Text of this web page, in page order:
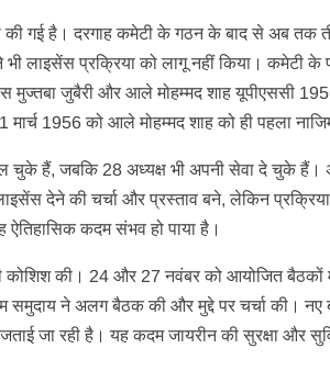
गई है। दरगाह कमेटी के गठन के बाद से अब तक
लाइसेंस प्रक्रिया को लागू नहीं किया। कमेटी के
जुबैरी और आले मोहम्मद शाह यूपीएससी
1956 को आले मोहम्मद शाह को ही पहला
चुके हैं, जबकि 28 अध्यक्ष भी अपनी सेवा दे चुके हैं।
देने की चर्चा और प्रस्ताव बने, लेकिन
ऐतिहासिक कदम संभव हो पाया है।
कोशिश की। 24 और 27 नवंबर को आयोजित बैठकों
ने अलग बैठक की और मुद्दे पर चर्चा की। नए
जा रही है। यह कदम जायरीन की सुरक्षा और